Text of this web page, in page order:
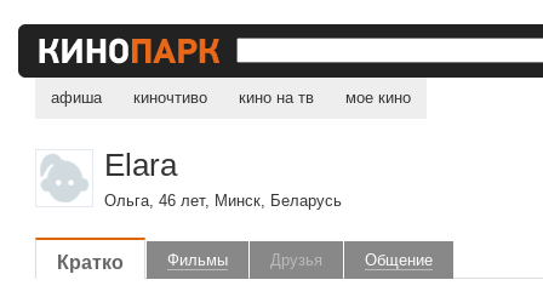
афиша киночтиво кино на тв мое кино
Elara
Ольга, 46 лет, Минск, Беларусь
Кратко Фильмы Друзья Общение